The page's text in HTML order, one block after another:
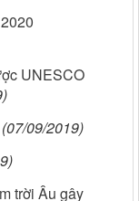
UNESCO
(07/09/2019)
trời Âu gây